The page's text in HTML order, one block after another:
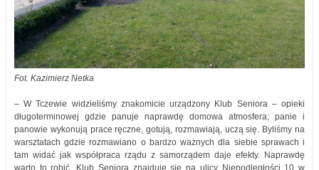
Fot. Kazimierz Netka
– W Tczewie widzieliśmy znakomicie urządzony Klub Seniora – opieki
długoterminowej gdzie panuje naprawdę domowa atmosfera; panie i
panowie wykonują prace ręczne, gotują, rozmawiają, uczą się. Byliśmy na
warsztatach gdzie rozmawiano o bardzo ważnych dla siebie sprawach i
tam widać jak współpraca rządu z samorządem daje efekty. Naprawdę
warto to robić. Klub Seniora znajduje się na ulicy Niepodległości 10 w